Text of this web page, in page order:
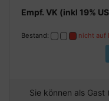
Empf. VK (inkl 19%
Bestand: nicht auf
Sie können als